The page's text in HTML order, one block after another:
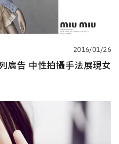
2016/01/26
廣告 中性拍攝手法展現女